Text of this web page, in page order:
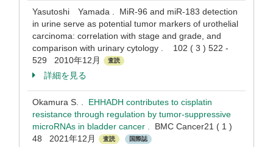
Yasutoshi Yamada . MiR-96 and miR-183 detection
in urine serve as potential tumor markers of urothelial
carcinoma: correlation with stage and grade, and
comparison with urinary cytology . 102 ( 3 ) 522 -
529 2010年12月
査読
詳細を見る
Okamura S. . EHHADH contributes to cisplatin
resistance through regulation by tumor-suppressive
microRNAs in bladder cancer . BMC Cancer21 ( 1 )
48 2021年12月
査読 国際誌